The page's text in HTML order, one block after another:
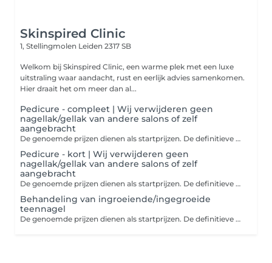
Skinspired Clinic
1, Stellingmolen Leiden 2317 SB
Welkom bij Skinspired Clinic, een warme plek met een luxe
uitstraling waar aandacht, rust en eerlijk advies samenkomen.
Hier draait het om meer dan al...
Pedicure - compleet | Wij verwijderen geen
nagellak/gellak van andere salons of zelf
aangebracht
De genoemde prijzen dienen als startprijzen. De definitieve kosten worden bepaald en besproken in de salon, afhankelijk van jouw situatie en wat daarbij de mogelijkheden zijn. Als je online betaalt, wordt eventueel prijsverschil bij de salon verrekend. Let op: er kan niet meer gepind worden in de salon, alleen contante betaling. Let op! Patiënten met diabetes: het is niet mogelijk om online een boeking te maken bij deze salon i.v.m. het zorgstelsel. Dit kan alleen telefonisch. Let op: Wij bieden geen service voor het verwijderen van nagellak/gellak, of het nu van andere salons is of zelf aangebracht. De pedicure compleet behandeling bestaat uit: - Het knippen en vijlen van de nagels - Het verzorgen van de nagelriemen - Het verwijderen van eelt en/of likdoorns - Het behandelen van kloven - Het behandelen van ingroeiende/ingegroeide teennagels (exclusief nagelbeugel) en schimmelnagels Nagelreparatie: Soms kan je natuurlijke nagel beschadigd raken en reparatie nodig hebben. Afhankelijk van de ernst van de beschadiging, kan er een nieuwe nagel of versteviging gecreëerd worden met behulp van een speciale gel. Paraffine behandeling: Wanneer je huid droog is en extra verzorging goed kan gebruiken, is paraffine zeer geschikt. De warme paraffine trekt goed in, hydrateert en zorgt voor een zachte huid. HFL Fungicheck: De Fungicheck is ontworpen als een specifieke test voor dermatofyten, een soort schimmels die nagelinfecties kunnen veroorzaken. Deze test richt zich dus specifiek op schimmels die nagels aantasten. De resultaten van de test onthullen of er inderdaad sprake is van een schimmelnagel, en op basis daarvan kan worden bepaald welke stappen genomen kunnen worden om de nagel weer gezonder te maken.
Pedicure - kort | Wij verwijderen geen
nagellak/gellak van andere salons of zelf
aangebracht
De genoemde prijzen dienen als startprijzen. De definitieve kosten worden bepaald en besproken in de salon, afhankelijk van jouw situatie en wat daarbij de mogelijkheden zijn. Als je online betaalt, wordt eventueel prijsverschil bij de salon verrekend. Let op: er kan niet meer gepind worden in de salon, alleen contante betaling. Let op! Patiënten met diabetes: het is niet mogelijk om online een boeking te maken bij deze salon i.v.m. het zorgstelsel. Dit kan alleen telefonisch. Let op: Wij bieden geen service voor het verwijderen van nagellak/gellak, of het nu van andere salons is of zelf aangebracht. De korte pedicure behandeling bestaat uit: - Het knippen en vijlen van de nagels - Het verzorgen van de nagelriemen Nagelreparatie: Soms kan je natuurlijke nagel beschadigd raken en reparatie nodig hebben. Afhankelijk van de ernst van de beschadiging, kan er een nieuwe nagel of versteviging gecreëerd worden met behulp van een speciale gel. HFL Fungicheck: De Fungicheck is ontworpen als een specifieke test voor dermatofyten, een soort schimmels die nagelinfecties kunnen veroorzaken. Deze test richt zich dus specifiek op schimmels die nagels aantasten. De resultaten van de test onthullen of er inderdaad sprake is van een schimmelnagel, en op basis daarvan kan worden bepaald welke stappen genomen kunnen worden om de nagel weer gezonder te maken.
Behandeling van ingroeiende/ingegroeide
teennagel
De genoemde prijzen dienen als startprijzen. De definitieve kosten worden bepaald en besproken in de salon, afhankelijk van jouw situatie en wat daarbij de mogelijkheden zijn. Als je online betaalt, wordt eventueel prijsverschil bij de salon verrekend. Let op: er kan niet meer gepind worden in de salon, alleen contante betaling. Let op! Patiënten met diabetes: het is niet mogelijk om online een boeking te maken bij deze salon i.v.m. het zorgstelsel. Dit kan alleen telefonisch. Let op: Wij bieden geen service voor het verwijderen van nagellak/gellak, of het nu van andere salons is of zelf aangebracht.